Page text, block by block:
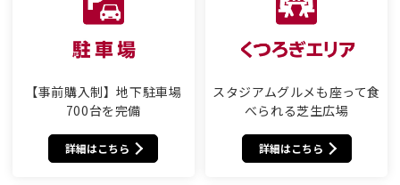
【事前購入制】地下駐車場
700台を完備
詳細はこちら
スタジアムグルメも座って食
べられる芝生広場
詳細はこちら